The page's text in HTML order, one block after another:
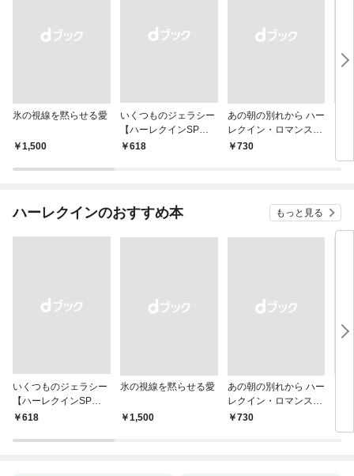
氷の視線を黙らせる愛
￥1,500
いくつものジェラシー
【ハーレクインSP文
庫版】
￥618
あの朝の別れから ハー
レクイン・ロマンス・
プレミアム～リン・グ
￥730
ハーレクインのおすすめ本 もっと見る
いくつものジェラシー
【ハーレクインSP文
庫版】
￥618
氷の視線を黙らせる愛
￥1,500
あの朝の別れから ハー
レクイン・ロマンス・
プレミアム～リン・グ
￥730